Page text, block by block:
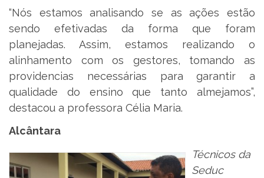
“Nós estamos analisando se as ações estão
sendo efetivadas da forma que foram
planejadas. Assim, estamos realizando o
alinhamento com os gestores, tomando as
providencias necessárias para garantir a
qualidade do ensino que tanto almejamos”,
destacou a professora Célia Maria.
Alcântara
Técnicos da
Seduc